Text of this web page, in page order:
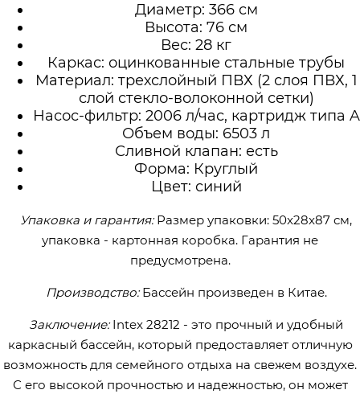
Диаметр: 366 см
Высота: 76 см
Вес: 28 кг
Каркас: оцинкованные стальные трубы
Материал: трехслойный ПВХ (2 слоя ПВХ, 1
слой стекло-волоконной сетки)
Насос-фильтр: 2006 л/час, картридж типа A
Объем воды: 6503 л
Сливной клапан: есть
Форма: Круглый
Цвет: синий
Упаковка и гарантия:Размер упаковки: 50x28x87 см,
упаковка - картонная коробка. Гарантия не
предусмотрена.
Производство:Бассейн произведен в Китае.
Заключение:Intex 28212 - это прочный и удобный
каркасный бассейн, который предоставляет отличную
возможность для семейного отдыха на свежем воздухе.
С его высокой прочностью и надежностью, он может